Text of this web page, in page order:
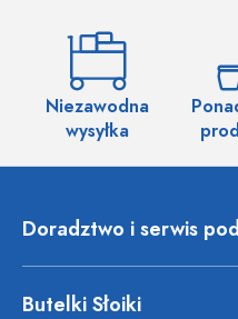
Niezawodna
wysyłka
Doradztwo i serwis
Butelki Słoiki